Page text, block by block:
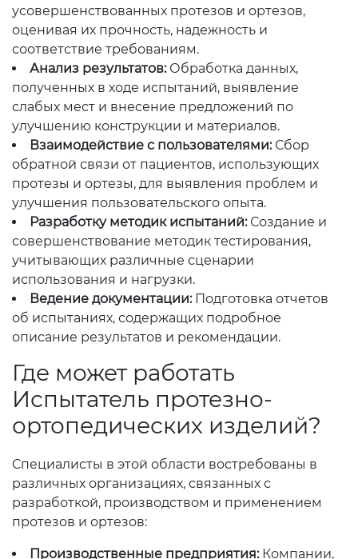
усовершенствованных протезов и ортезов,
оценивая их прочность, надежность и
соответствие требованиям.
Анализ результатов:Обработка данных,
полученных в ходе испытаний, выявление
слабых мест и внесение предложений по
улучшению конструкции и материалов.
Взаимодействие с пользователями:Сбор
обратной связи от пациентов, использующих
протезы и ортезы, для выявления проблем и
улучшения пользовательского опыта.
Разработку методик испытаний:Создание и
совершенствование методик тестирования,
учитывающих различные сценарии
использования и нагрузки.
Ведение документации:Подготовка отчетов
об испытаниях, содержащих подробное
описание результатов и рекомендации.
Где может работать
Испытатель протезно-
ортопедических изделий?
Специалисты в этой области востребованы в
различных организациях, связанных с
разработкой, производством и применением
протезов и ортезов:
Производственные предприятия:Компании,